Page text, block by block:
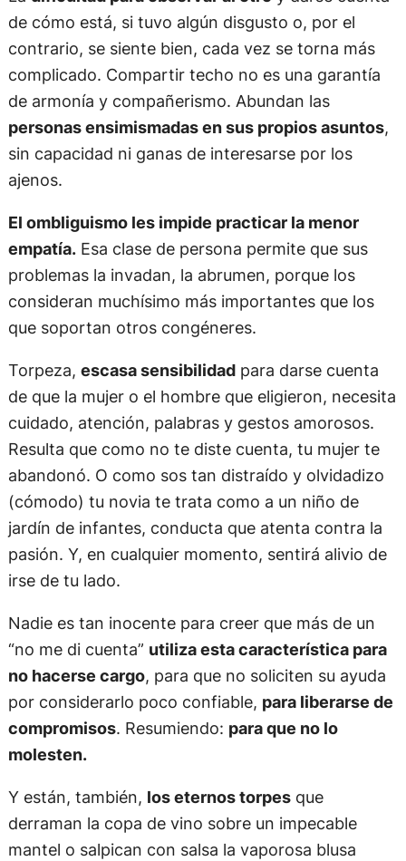
de cómo está, si tuvo algún disgusto o, por el
contrario, se siente bien, cada vez se torna más
complicado. Compartir techo no es una garantía
de armonía y compañerismo. Abundan las
personas ensimismadas en sus propios asuntos,
sin capacidad ni ganas de interesarse por los
ajenos.
El ombliguismo les impide practicar la menor
empatía.Esa clase de persona permite que sus
problemas la invadan, la abrumen, porque los
consideran muchísimo más importantes que los
que soportan otros congéneres.
Torpeza, escasa sensibilidadpara darse cuenta
de que la mujer o el hombre que eligieron, necesita
cuidado, atención, palabras y gestos amorosos.
Resulta que como no te diste cuenta, tu mujer te
abandonó. O como sos tan distraído y olvidadizo
(cómodo) tu novia te trata como a un niño de
jardín de infantes, conducta que atenta contra la
pasión. Y, en cualquier momento, sentirá alivio de
irse de tu lado.
Nadie es tan inocente para creer que más de un
“no me di cuenta” utiliza esta característica para
no hacerse cargo, para que no soliciten su ayuda
por considerarlo poco confiable, para liberarse de
compromisos. Resumiendo: para que no lo
molesten.
Y están, también, los eternos torpesque
derraman la copa de vino sobre un impecable
mantel o salpican con salsa la vaporosa blusa